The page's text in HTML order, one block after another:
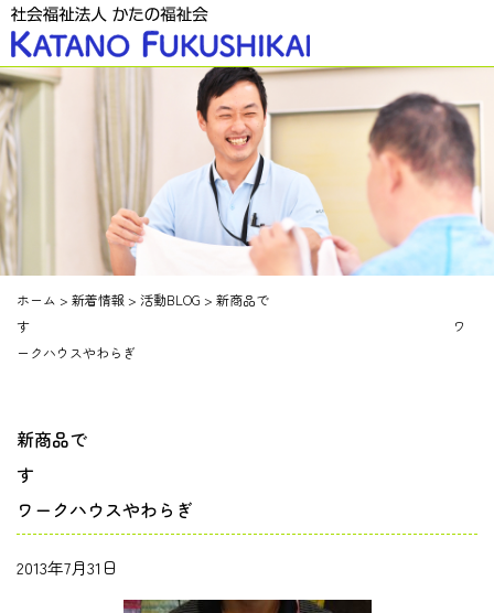
ホーム > 新着情報 > 活動BLOG > 新商品で
す ワ
ークハウスやわらぎ
新商品で
ワークハウスやわらぎ
2013年7月31日